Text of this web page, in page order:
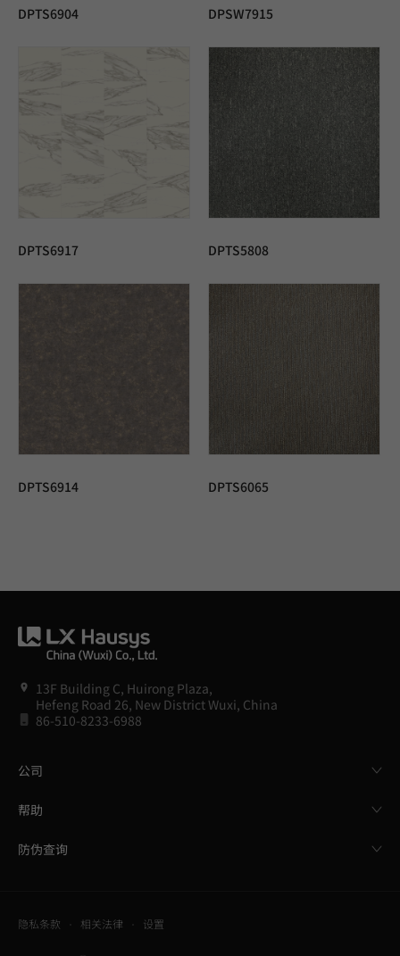
DPTS6904 DPSW7915
DPTS6917 DPTS5808
DPTS6914 DPTS6065
13F Building C, Huirong Plaza,
Hefeng Road 26, New District Wuxi, China
86-510-8233-6988
公司
帮助
防伪查询
隐私条款 相关法律 设置